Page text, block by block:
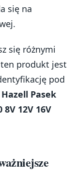
się na
się różnymi
produkt jest
pod
Pasek
12V 16V